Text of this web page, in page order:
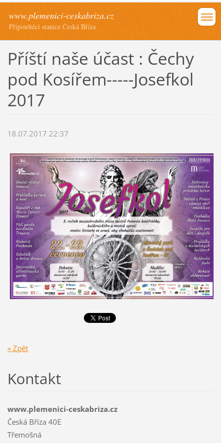
www.plemenici-ceskabriza.cz
Připouštěcí stanice Česká Bříza
Příští naše účast : Čechy
pod Kosířem-----Josefkol
2017
18.07.2017 22:37
« Zpět
Kontakt
www.plemenici-ceskabriza.cz
Česká Bříza 40E
Třemošná